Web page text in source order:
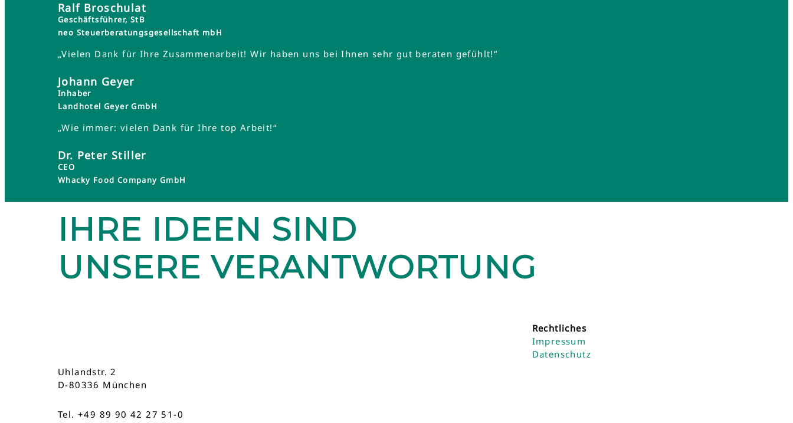
Ralf Broschulat
Geschäftsführer, StB
neo Steuerberatungsgesellschaft mbH
„Vielen Dank für Ihre Zusammenarbeit! Wir haben uns bei Ihnen sehr gut beraten gefühlt!“
Johann Geyer
Inhaber
Landhotel Geyer GmbH
„Wie immer: vielen Dank für Ihre top Arbeit!“
Dr. Peter Stiller
CEO
Whacky Food Company GmbH
IHRE IDEEN SIND
UNSERE VERANTWORTUNG
Uhlandstr. 2
D-80336 München
Tel. +49 89 90 42 27 51-0
Rechtliches
Impressum
Datenschutz